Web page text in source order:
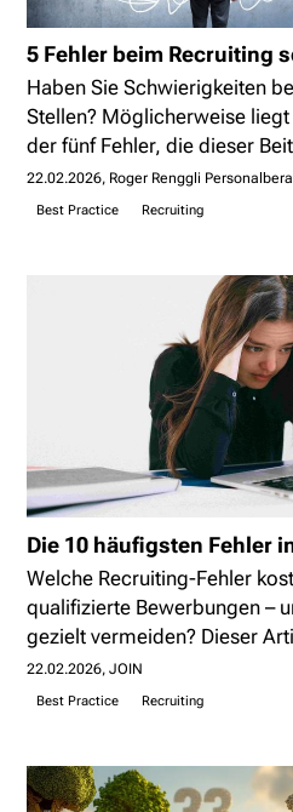
5 Fehler beim Recruiting
Haben Sie Schwierigkeiten
Stellen? Möglicherweise
der fünf Fehler, die dieser
22.02.2026 Roger Renggli
Best Practice Recruiting
Die 10 häufigsten Fehler
Welche Recruiting-Fehler
qualifizierte Bewerbungen –
gezielt vermeiden? Dieser
22.02.2026 JOIN
Best Practice Recruiting